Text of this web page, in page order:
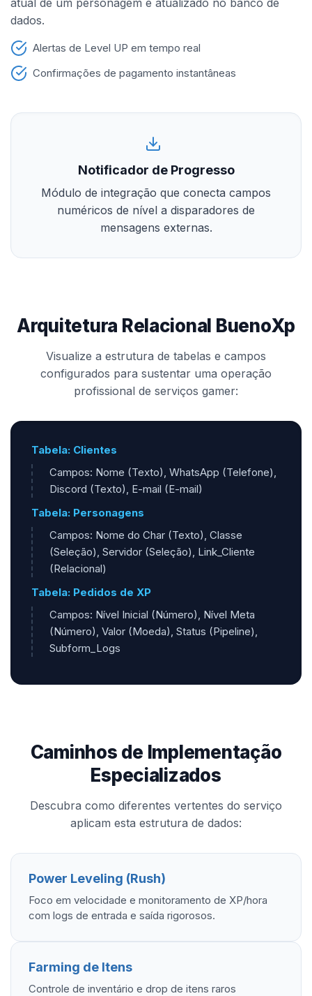
atual de um personagem é atualizado no banco de
dados.
Alertas de Level UP em tempo real
Confirmações de pagamento instantâneas
Notificador de Progresso
Módulo de integração que conecta campos
numéricos de nível a disparadores de
mensagens externas.
Arquitetura Relacional BuenoXp
Visualize a estrutura de tabelas e campos
configurados para sustentar uma operação
profissional de serviços gamer:
Tabela: Clientes
Campos: Nome (Texto), WhatsApp (Telefone),
Discord (Texto), E-mail (E-mail)
Tabela: Personagens
Campos: Nome do Char (Texto), Classe
(Seleção), Servidor (Seleção), Link_Cliente
(Relacional)
Tabela: Pedidos de XP
Campos: Nível Inicial (Número), Nível Meta
(Número), Valor (Moeda), Status (Pipeline),
Subform_Logs
Caminhos de Implementação
Especializados
Descubra como diferentes vertentes do serviço
aplicam esta estrutura de dados:
Power Leveling (Rush)
Foco em velocidade e monitoramento de XP/hora
com logs de entrada e saída rigorosos.
Farming de Itens
Controle de inventário e drop de itens raros